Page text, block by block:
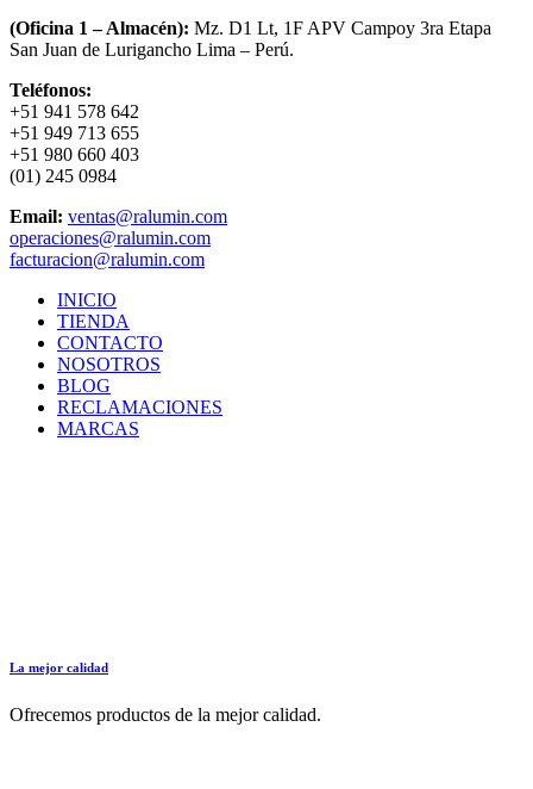
(Oficina 1 – Almacén): Mz. D1 Lt, 1F APV Campoy 3ra Etapa
San Juan de Lurigancho Lima – Perú.
Teléfonos:
+51 941 578 642
+51 949 713 655
+51 980 660 403
(01) 245 0984
Email: ventas@ralumin.com
operaciones@ralumin.com
facturacion@ralumin.com
INICIO
TIENDA
CONTACTO
NOSOTROS
BLOG
RECLAMACIONES
MARCAS
La mejor calidad
Ofrecemos productos de la mejor calidad.